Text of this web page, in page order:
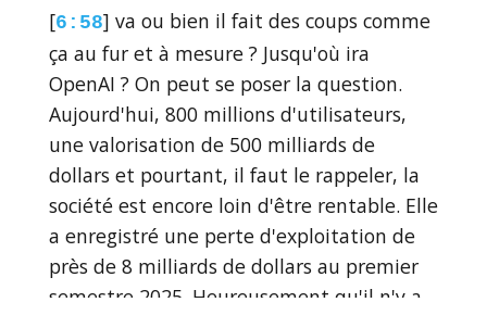
[6:58] va ou bien il fait des coups comme
ça au fur et à mesure ? Jusqu'où ira
OpenAI ? On peut se poser la question.
Aujourd'hui, 800 millions d'utilisateurs,
une valorisation de 500 milliards de
dollars et pourtant, il faut le rappeler, la
société est encore loin d'être rentable. Elle
a enregistré une perte d'exploitation de
près de 8 milliards de dollars au premier
semestre 2025. Heureusement qu'il n'y a